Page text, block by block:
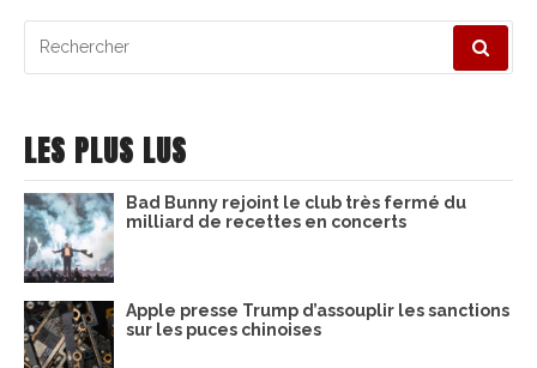
pour
LES PLUS LUS
Bad Bunny rejoint le club très fermé du
milliard de recettes en concerts
Apple presse Trump d’assouplir les sanctions
sur les puces chinoises